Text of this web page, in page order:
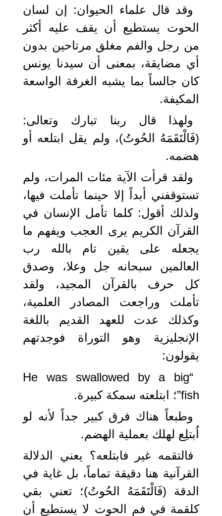
وقد قال علماء الحيوان: إن لسان
الحوت يستطيع أن يقف عليه أكثر
من رجل والفم مغلق مرتاحين بدون
أي مضايقة، بمعنى أن سيدنا يونس
كان جالساً بما يشبه الغرفة الواسعة
المكيفة.
ولهذا قال ربنا تبارك وتعالى:
(فَالْتَقَمَهُ الحُوتُ)، ولم يقل ابتلعه أو
هضمه.
ولقد قرأت الآية مئات المرات، ولم
تستوقفني أبداً إلا حينما تأملت فيها،
ولذلك أقول: كلما تأمل الإنسان في
القرآن الكريم يرى العجب ويفهم ما
يجعله على يقين تام بالله رب
العالمين سبحانه جل وعلا، وصدق
كل حرف بالقرآن المجيد، ولقد
تأملت وراجعت المصادر العلمية،
وكذلك عدت للعهد القديم باللغة
الإنجليزية وهو التوراة فوجدتهم
يقولون:
“He was swallowed by a big
fish”؛ ابتلعته سمكة كبيرة.
وطبعاً هناك فرق كبير جداً لأنه لو
اُبتلِع لهلك بعملية الهضم.
فالتقمه غير فابتلعه؟ يعني الدلالة
القرآنية هنا دقيقة تماماً، بل غاية في
الدقة (فَالْتَقَمَهُ الحُوتُ)؛ تعني بقي
كلقمة في فم الحوت لا يستطيع أن